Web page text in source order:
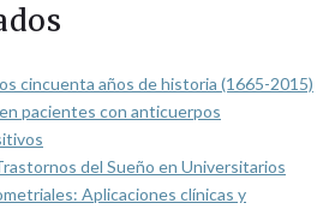
cincuenta años de historia (1665-2015)
pacientes con anticuerpos
del Sueño en Universitarios
Aplicaciones clínicas y